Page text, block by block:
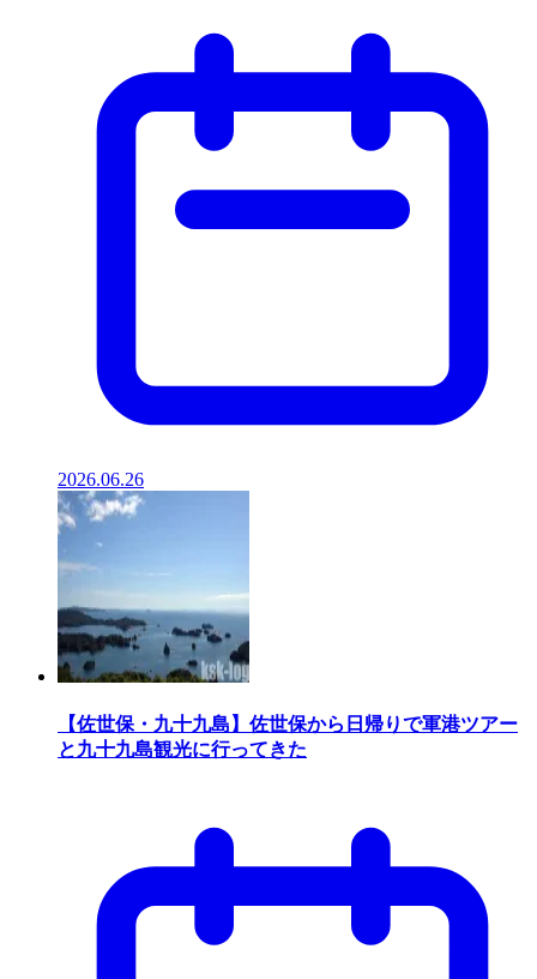
2026.06.26
【佐世保・九十九島】佐世保から日帰りで軍港ツアー
と九十九島観光に行ってきた